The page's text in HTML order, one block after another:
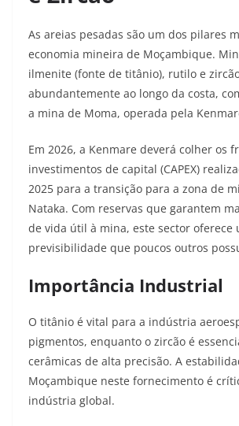
As areias pesadas são um dos pilares
economia mineira de Moçambique.
ilmenite (fonte de titânio), rutilo e
abundantemente ao longo da costa,
a mina de Moma, operada pela
Em 2026, a Kenmare deverá colher os
investimentos de capital (CAPEX)
2025 para a transição para a zona de
Nataka. Com reservas que garantem
de vida útil à mina, este sector oferece
previsibilidade que poucos outros
Importância Industrial
O titânio é vital para a indústria
pigmentos, enquanto o zircão é
cerâmicas de alta precisão. A
Moçambique neste fornecimento é
indústria global.